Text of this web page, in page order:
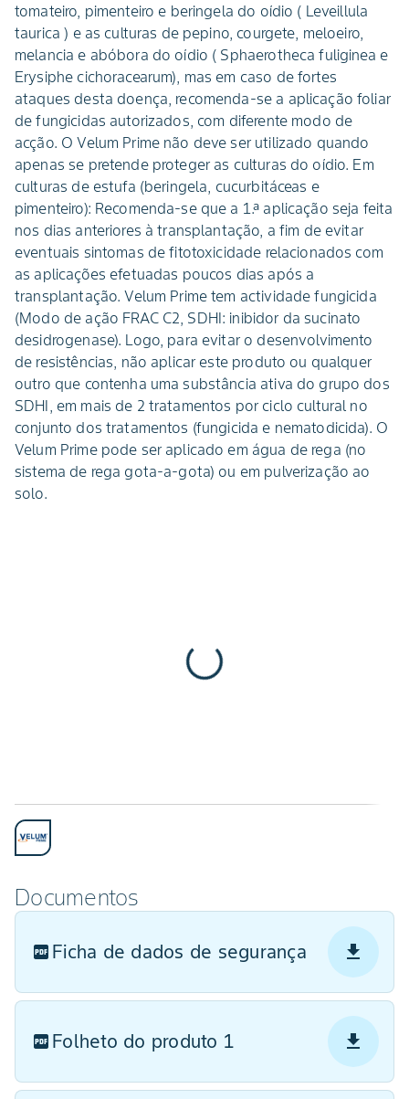
tomateiro, pimenteiro e beringela do oídio ( Leveillula
taurica ) e as culturas de pepino, courgete, meloeiro,
melancia e abóbora do oídio ( Sphaerotheca fuliginea e
Erysiphe cichoracearum), mas em caso de fortes
ataques desta doença, recomenda-se a aplicação foliar
de fungicidas autorizados, com diferente modo de
acção. O Velum Prime não deve ser utilizado quando
apenas se pretende proteger as culturas do oídio. Em
culturas de estufa (beringela, cucurbitáceas e
pimenteiro): Recomenda-se que a 1.ª aplicação seja feita
nos dias anteriores à transplantação, a fim de evitar
eventuais sintomas de fitotoxicidade relacionados com
as aplicações efetuadas poucos dias após a
transplantação. Velum Prime tem actividade fungicida
(Modo de ação FRAC C2, SDHI: inibidor da sucinato
desidrogenase). Logo, para evitar o desenvolvimento
de resistências, não aplicar este produto ou qualquer
outro que contenha uma substância ativa do grupo dos
SDHI, em mais de 2 tratamentos por ciclo cultural no
conjunto dos tratamentos (fungicida e nematodicida). O
Velum Prime pode ser aplicado em água de rega (no
sistema de rega gota-a-gota) ou em pulverização ao
solo.
Documentos
Ficha de dados de segurança
Folheto do produto 1